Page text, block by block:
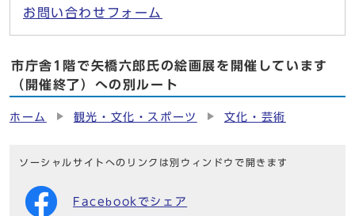
お問い合わせフォーム
市庁舎1階で矢橋六郎氏の絵画展を開催しています
（開催終了）への別ルート
ホーム 観光・文化・スポーツ 文化・芸術
ソーシャルサイトへのリンクは別ウィンドウで開きます
Facebookでシェア